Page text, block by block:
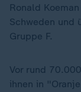
Ronald
Schweden und
Gruppe F.
Vor rund
ihnen in